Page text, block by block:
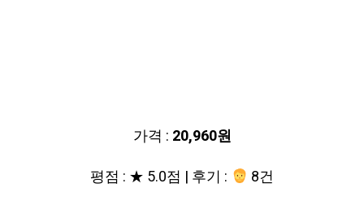
가격 : 20,960원
평점 : ★ 5.0점 | 후기 :
8건